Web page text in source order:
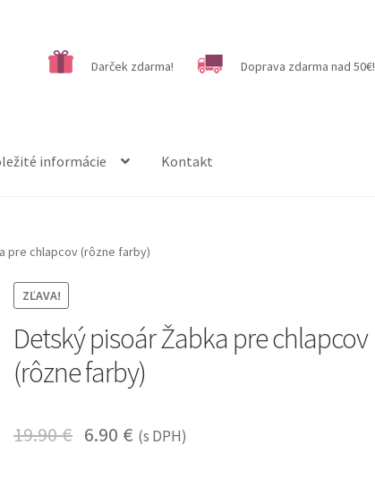
Darček zdarma! Doprava zdarma nad 50€!
informácie Kontakt
pre chlapcov (rôzne farby)
ZĽAVA!
Detský pisoár Žabka pre chlapcov
(rôzne farby)
19.90€ 6.90 € (s DPH)